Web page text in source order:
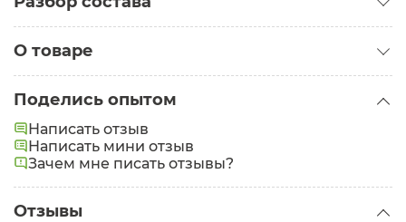
О товаре
Задачи:
Увлажнение
Состав: Mentha Citrata Flower Water, Portulaca
Oleracea Juice, Plantago Major Leaf Extract, Althaea
Officinalis Root, Symphytum Officinale Еxtract,
Sambucus Nigra Еxtract, Cichorium Intybus Root
Поделись опытом
Написать отзыв
Написать мини отзыв
Зачем мне писать отзывы?
Отзывы